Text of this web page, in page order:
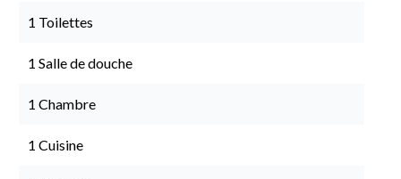
1 Toilettes
1 Salle de douche
1 Chambre
1 Cuisine